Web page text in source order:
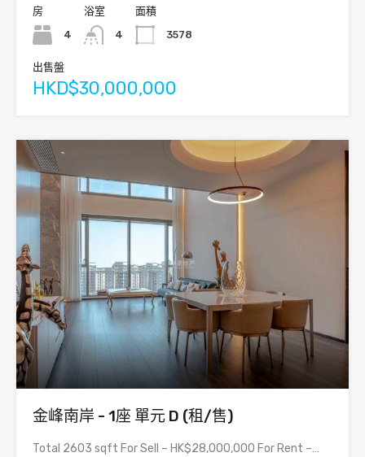
房
4
浴室
4
面積
3578
出售盤
HKD$30,000,000
金峰南岸 - 1座 單元 D (租/售)
Total 2603 sqft For Sell – HK$28,000,000 For Rent –…